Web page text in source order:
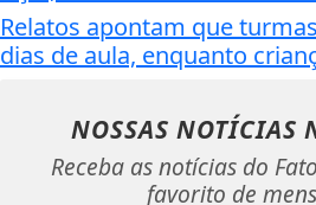
Relatos apontam que
dias de aula, enquanto
NOSSAS NOTÍCIAS
Receba as notícias do
favorito de